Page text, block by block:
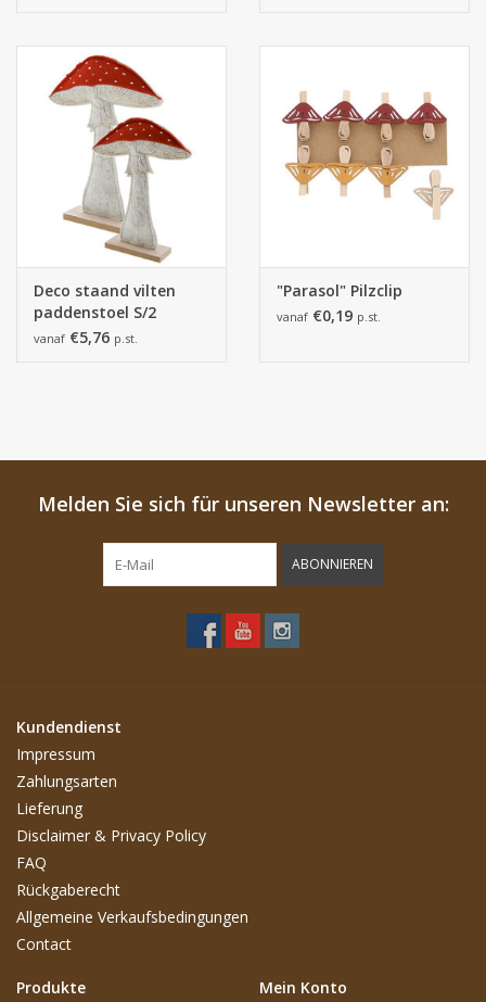
Deco staand vilten
paddenstoel S/2
vanaf €5,76 p.st.
"Parasol" Pilzclip
vanaf €0,19 p.st.
Melden Sie sich für unseren Newsletter an:
ABONNIEREN
Kundendienst
Impressum
Zahlungsarten
Lieferung
Disclaimer & Privacy Policy
FAQ
Rückgaberecht
Allgemeine Verkaufsbedingungen
Contact
Produkte Mein Konto